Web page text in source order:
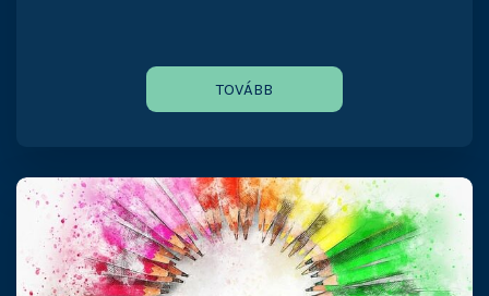
TOVÁBB